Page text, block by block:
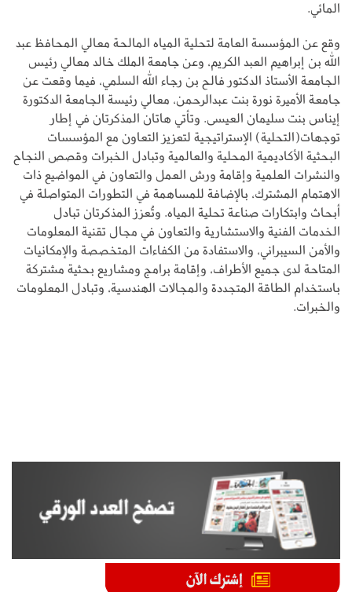
المائي.
وقع عن المؤسسة العامة لتحلية المياه المالحة معالي المحافظ عبد
الله بن إبراهيم العبد الكريم، وعن جامعة الملك خالد معالي رئيس
الجامعة الأستاذ الدكتور فالح بن رجاء الله السلمي، فيما وقعت عن
جامعة الأميرة نورة بنت عبدالرحمن، معالي رئيسة الجامعة الدكتورة
إيناس بنت سليمان العيسى. وتأتي هاتان المذكرتان في إطار
توجهات(التحلية) الإستراتيجية لتعزيز التعاون مع المؤسسات
البحثية الأكاديمية المحلية والعالمية وتبادل الخبرات وقصص النجاح
والنشرات العلمية وإقامة ورش العمل والتعاون في المواضيع ذات
الاهتمام المشترك، بالإضافة للمساهمة في التطورات المتواصلة في
أبحاث وابتكارات صناعة تحلية المياه. وتُعزز المذكرتان تبادل
الخدمات الفنية والاستشارية والتعاون في مجال تقنية المعلومات
والأمن السيبراني، والاستفادة من الكفاءات المتخصصة والإمكانيات
المتاحة لدى جميع الأطراف، وإقامة برامج ومشاريع بحثية مشتركة
باستخدام الطاقة المتجددة والمجالات الهندسية، وتبادل المعلومات
والخبرات.